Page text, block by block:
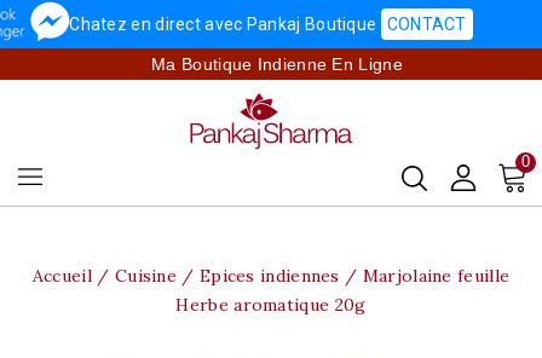
Chatez en direct avec Pankaj Boutique CONTACT
Ma Boutique Indienne En Ligne
0
Accueil Cuisine Epices indiennes
Marjolaine feuille
Herbe aromatique 20g